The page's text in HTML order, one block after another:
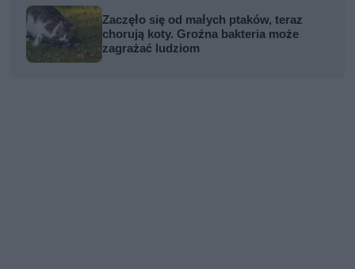
Zaczęło się od małych ptaków, teraz
chorują koty. Groźna bakteria może
zagrażać ludziom